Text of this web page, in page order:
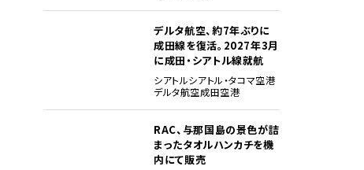
デルタ航空、約7年ぶりに
成田線を復活。2027年3月
に成田・シアトル線就航
シアトルシアトル・タコマ空港
デルタ航空成田空港
RAC、与那国島の景色が詰
まったタオルハンカチを機
内にて販売